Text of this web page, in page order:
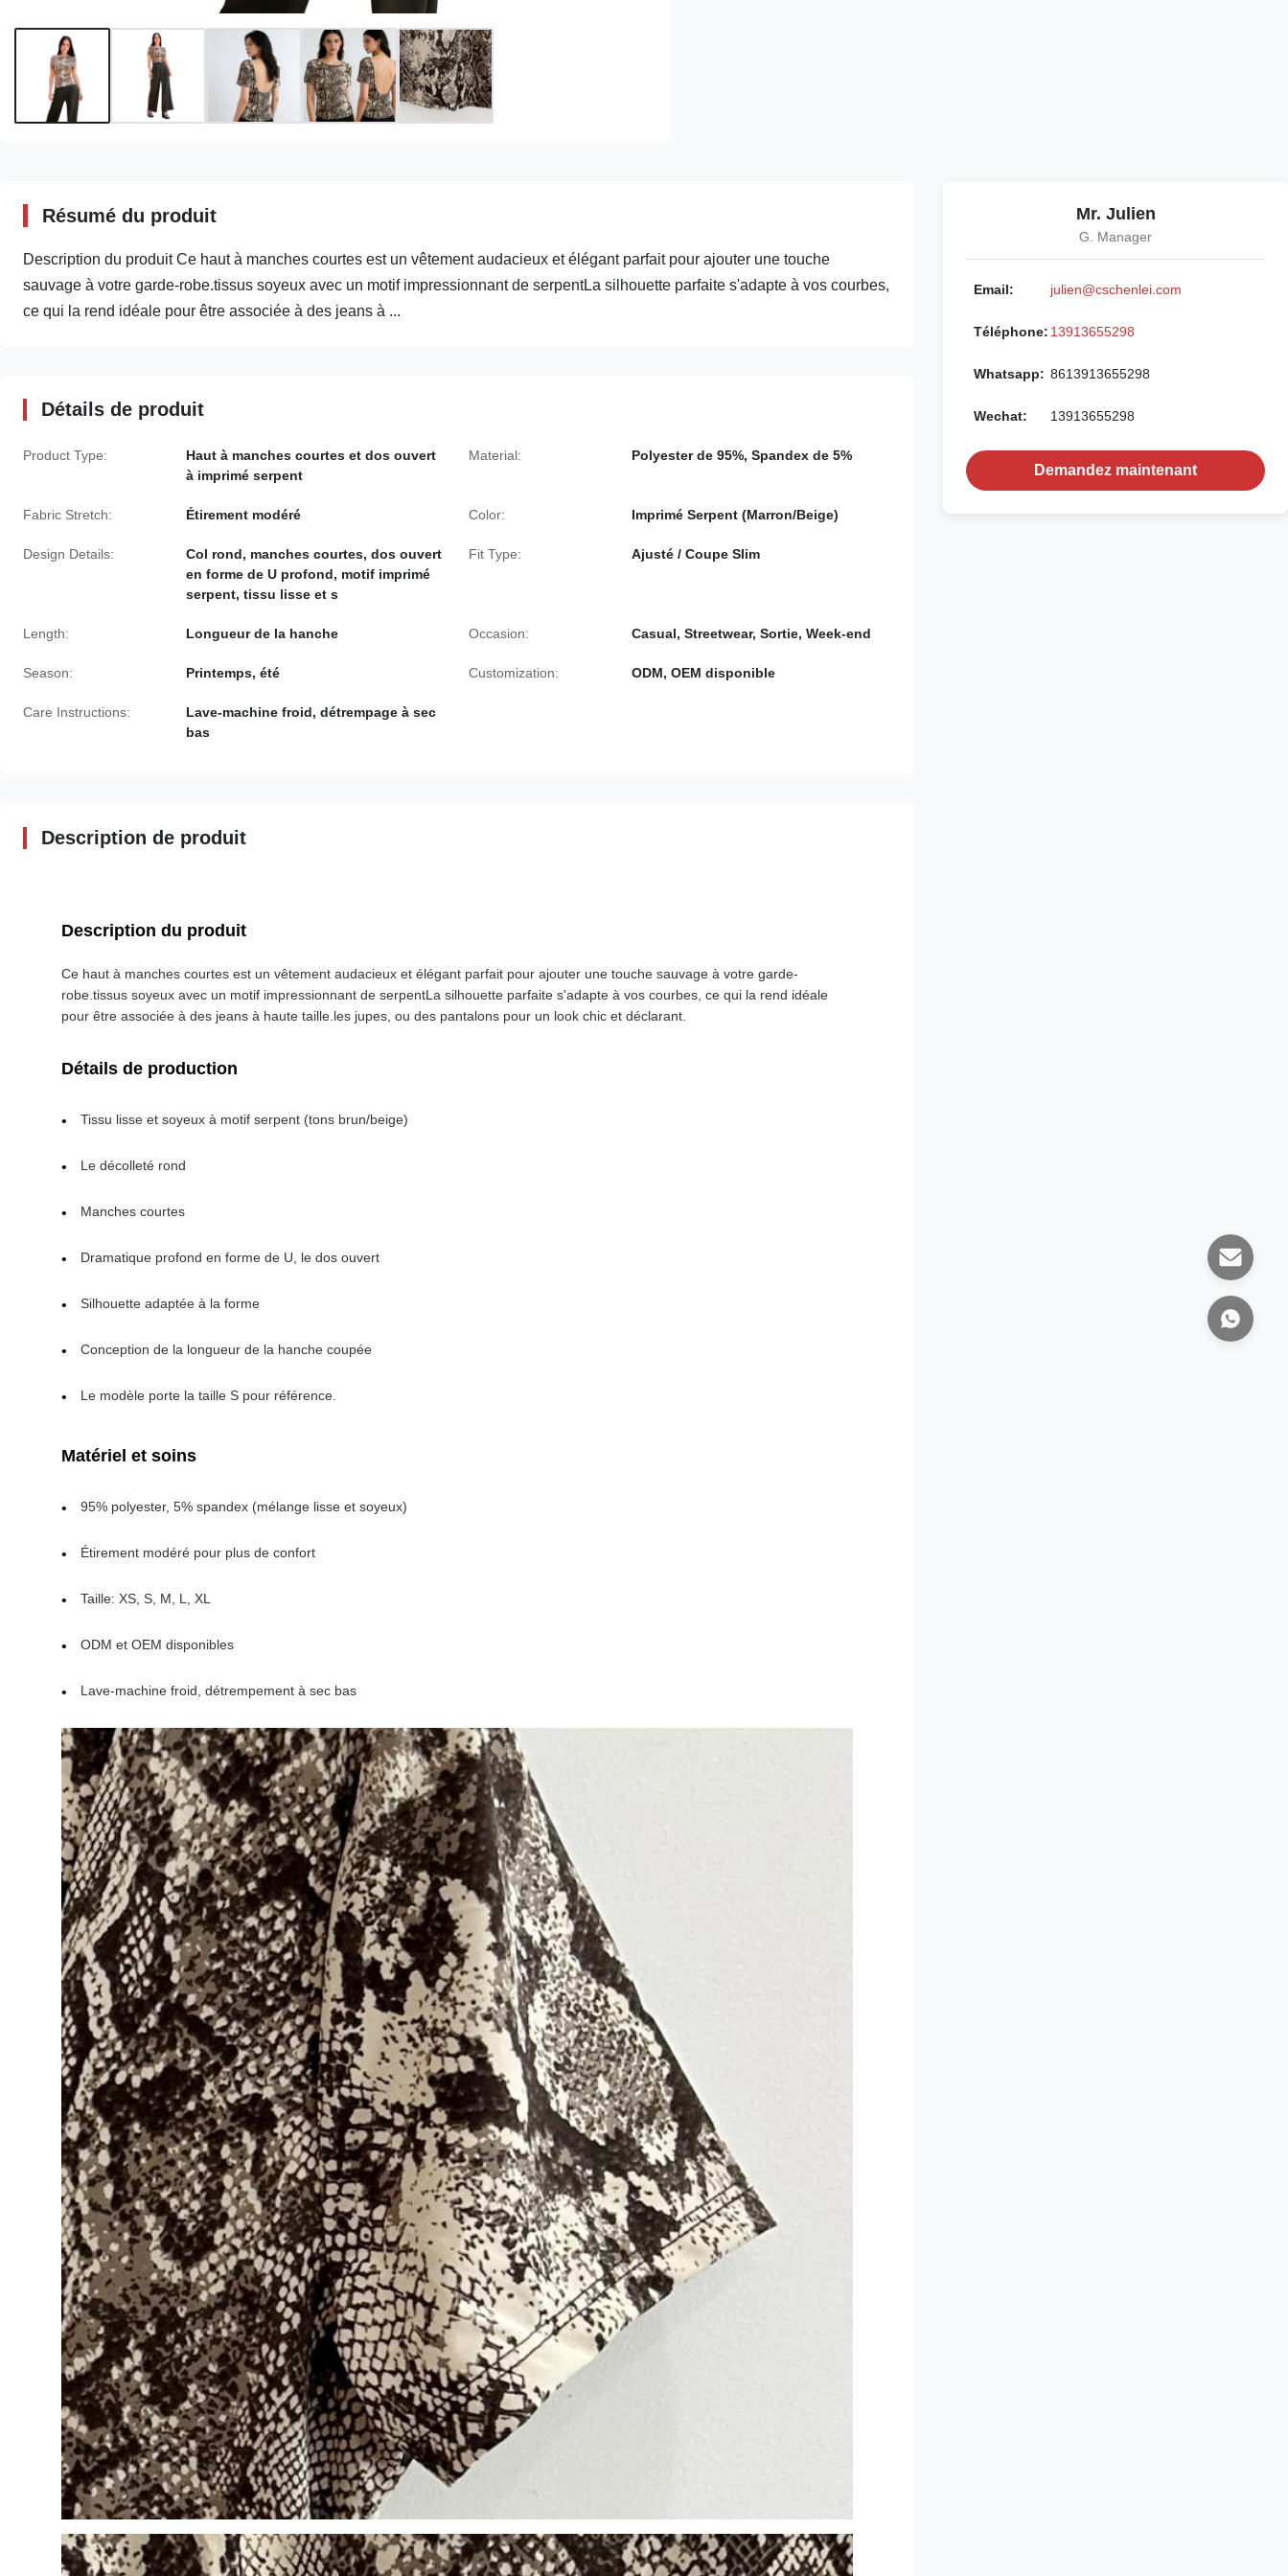
Résumé du produit
Description du produit Ce haut à manches courtes est un vêtement audacieux et élégant parfait pour ajouter une touche
sauvage à votre garde-robe.tissus soyeux avec un motif impressionnant de serpentLa silhouette parfaite s'adapte à vos courbes,
ce qui la rend idéale pour être associée à des jeans à ...
Détails de produit
Product Type:
Haut à manches courtes et dos ouvert
à imprimé serpent
Material: Polyester de 95%, Spandex de 5%
Fabric Stretch: Étirement modéré Color: Imprimé Serpent (Marron/Beige)
Design Details:
Col rond, manches courtes, dos ouvert
en forme de U profond, motif imprimé
serpent, tissu lisse et s
Fit Type: Ajusté / Coupe Slim
Length: Longueur de la hanche Occasion: Casual, Streetwear, Sortie, Week-end
Season: Printemps, été Customization: ODM, OEM disponible
Care Instructions:
Lave-machine froid, détrempage à sec
bas
Description de produit
Description du produit
Ce haut à manches courtes est un vêtement audacieux et élégant parfait pour ajouter une touche sauvage à votre garde-
robe.tissus soyeux avec un motif impressionnant de serpentLa silhouette parfaite s'adapte à vos courbes, ce qui la rend idéale
pour être associée à des jeans à haute taille.les jupes, ou des pantalons pour un look chic et déclarant.
Détails de production
Tissu lisse et soyeux à motif serpent (tons brun/beige)
Le décolleté rond
Manches courtes
Dramatique profond en forme de U, le dos ouvert
Silhouette adaptée à la forme
Conception de la longueur de la hanche coupée
Le modèle porte la taille S pour référence.
Matériel et soins
95% polyester, 5% spandex (mélange lisse et soyeux)
Étirement modéré pour plus de confort
Taille: XS, S, M, L, XL
ODM et OEM disponibles
Lave-machine froid, détrempement à sec bas
Mr. Julien
G. Manager
Email: julien@cschenlei.com
Téléphone: 13913655298
Whatsapp: 8613913655298
Wechat: 13913655298
Demandez maintenant